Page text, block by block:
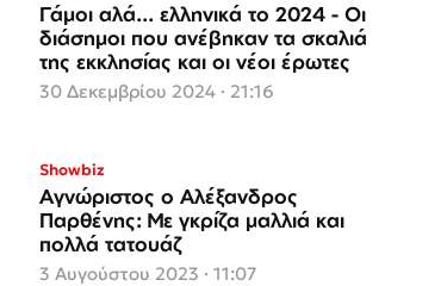
Γάμοι αλά... ελληνικά το 2024 - Οι
διάσημοι που ανέβηκαν τα σκαλιά
της εκκλησίας και οι νέοι έρωτες
30 Δεκεμβρίου 2024 · 21:16
Showbiz
Αγνώριστος ο Αλέξανδρος
Παρθένης: Με γκρίζα μαλλιά και
πολλά τατουάζ
3 Αυγούστου 2023 · 11:07